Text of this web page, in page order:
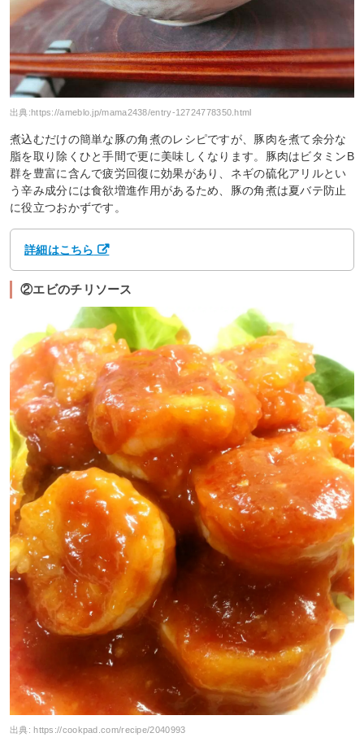
出典: https://ameblo.jp/mama2438/entry-12724778350.html
煮込むだけの簡単な豚の角煮のレシピですが、豚肉を煮て余分な
脂を取り除くひと手間で更に美味しくなります。豚肉はビタミンB
群を豊富に含んで疲労回復に効果があり、ネギの硫化アリルとい
う辛み成分には食欲増進作用があるため、豚の角煮は夏バテ防止
に役立つおかずです。
詳細はこちら
②エビのチリソース
出典:https://cookpad.com/recipe/2040993